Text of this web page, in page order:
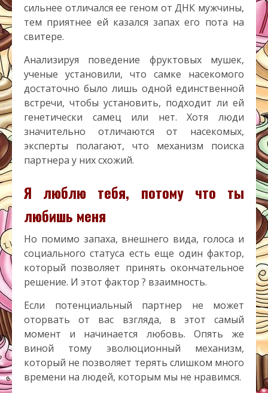
сильнее отличался ее геном от ДНК мужчины,
тем приятнее ей казался запах его пота на
свитере.
Анализируя поведение фруктовых мушек,
ученые установили, что самке насекомого
достаточно было лишь одной единственной
встречи, чтобы установить, подходит ли ей
генетически самец или нет. Хотя люди
значительно отличаются от насекомых,
эксперты полагают, что механизм поиска
партнера у них схожий.
Я люблю тебя, потому что ты
любишь меня
Но помимо запаха, внешнего вида, голоса и
социального статуса есть еще один фактор,
который позволяет принять окончательное
решение. И этот фактор ? взаимность.
Если потенциальный партнер не может
оторвать от вас взгляда, в этот самый
момент и начинается любовь. Опять же
виной тому эволюционный механизм,
который не позволяет терять слишком много
времени на людей, которым мы не нравимся.